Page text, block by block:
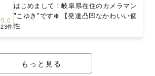
5.0
23件
はじめまして！岐阜県在住のカメラマン
"こゆき"です❄️ 【発達凸凹なかわいい個
性...
もっと見る